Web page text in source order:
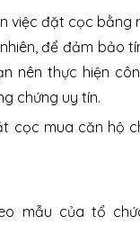
việc đặt cọc bằng
để đảm bảo
nên thực hiện
chứng uy tín.
cọc mua căn hộ
mẫu của tổ